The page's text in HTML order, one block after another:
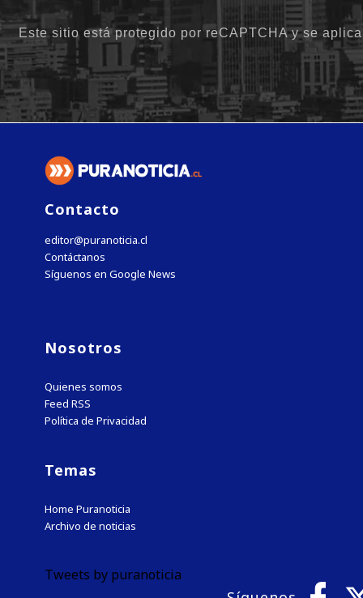
Contacto
editor@puranoticia.cl
Contáctanos
Síguenos en Google News
Nosotros
Quienes somos
Feed RSS
Política de Privacidad
Temas
Home Puranoticia
Archivo de noticias
Tweets by puranoticia